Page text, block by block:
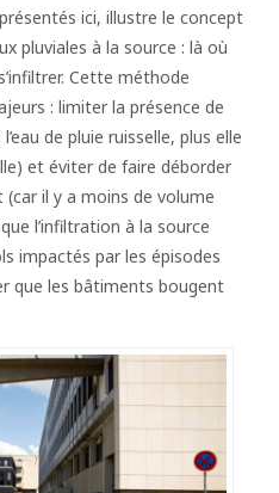
ici, illustre le concept
pluviales à la source : là où
Cette méthode
: limiter la présence de
de pluie ruisselle, plus elle
et éviter de faire déborder
(car il y a moins de volume
l’infiltration à la source
impactés par les épisodes
que les bâtiments bougent